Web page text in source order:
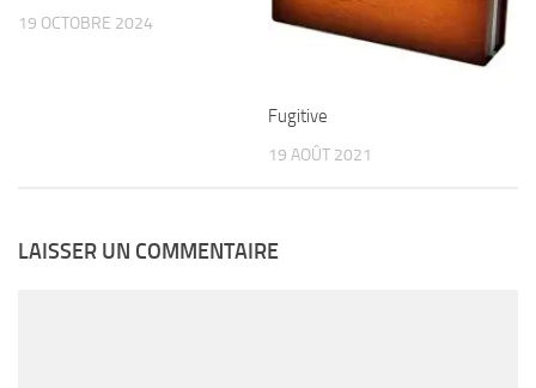
19 OCTOBRE 2024
Fugitive
19 AOÛT 2021
LAISSER UN COMMENTAIRE